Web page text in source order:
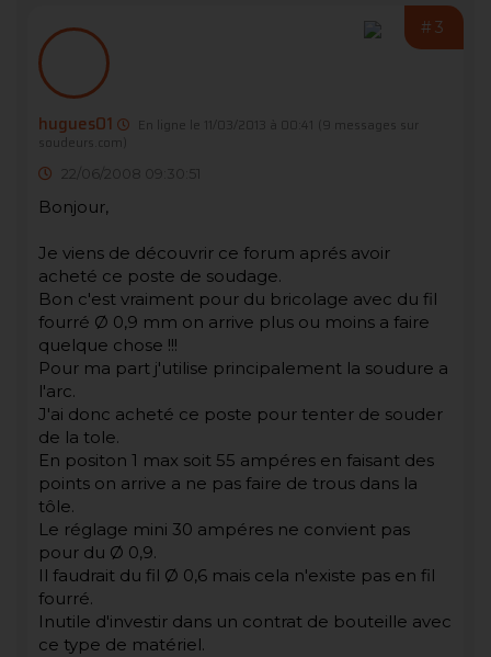
#3
hugues01 En ligne le 11/03/2013 à 00:41
(9 messages sur
soudeurs.com)
22/06/2008 09:30:51
Bonjour,
Je viens de découvrir ce forum aprés avoir
acheté ce poste de soudage.
Bon c'est vraiment pour du bricolage avec du fil
fourré Ø 0,9 mm on arrive plus ou moins a faire
quelque chose !!!
Pour ma part j'utilise principalement la soudure a
l'arc.
J'ai donc acheté ce poste pour tenter de souder
de la tole.
En positon 1 max soit 55 ampéres en faisant des
points on arrive a ne pas faire de trous dans la
tôle.
Le réglage mini 30 ampéres ne convient pas
pour du Ø 0,9.
Il faudrait du fil Ø 0,6 mais cela n'existe pas en fil
fourré.
Inutile d'investir dans un contrat de bouteille avec
ce type de matériel.